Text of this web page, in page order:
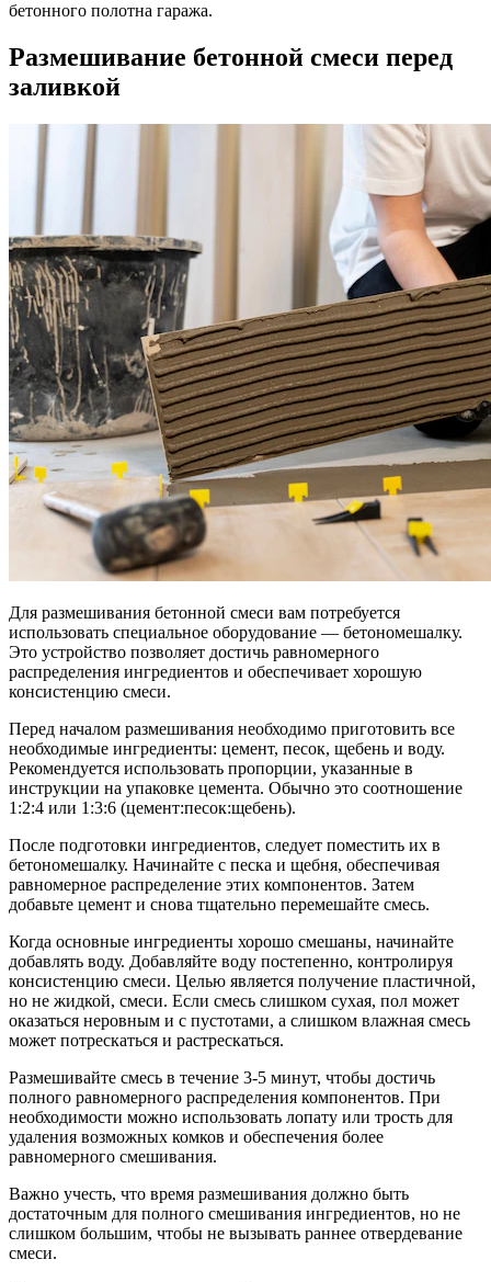
бетонного полотна гаража.
Размешивание бетонной смеси перед
заливкой
Для размешивания бетонной смеси вам потребуется
использовать специальное оборудование — бетономешалку.
Это устройство позволяет достичь равномерного
распределения ингредиентов и обеспечивает хорошую
консистенцию смеси.
Перед началом размешивания необходимо приготовить все
необходимые ингредиенты: цемент, песок, щебень и воду.
Рекомендуется использовать пропорции, указанные в
инструкции на упаковке цемента. Обычно это соотношение
1:2:4 или 1:3:6 (цемент:песок:щебень).
После подготовки ингредиентов, следует поместить их в
бетономешалку. Начинайте с песка и щебня, обеспечивая
равномерное распределение этих компонентов. Затем
добавьте цемент и снова тщательно перемешайте смесь.
Когда основные ингредиенты хорошо смешаны, начинайте
добавлять воду. Добавляйте воду постепенно, контролируя
консистенцию смеси. Целью является получение пластичной,
но не жидкой, смеси. Если смесь слишком сухая, пол может
оказаться неровным и с пустотами, а слишком влажная смесь
может потрескаться и растрескаться.
Размешивайте смесь в течение 3-5 минут, чтобы достичь
полного равномерного распределения компонентов. При
необходимости можно использовать лопату или трость для
удаления возможных комков и обеспечения более
равномерного смешивания.
Важно учесть, что время размешивания должно быть
достаточным для полного смешивания ингредиентов, но не
слишком большим, чтобы не вызывать раннее отвердевание
смеси.